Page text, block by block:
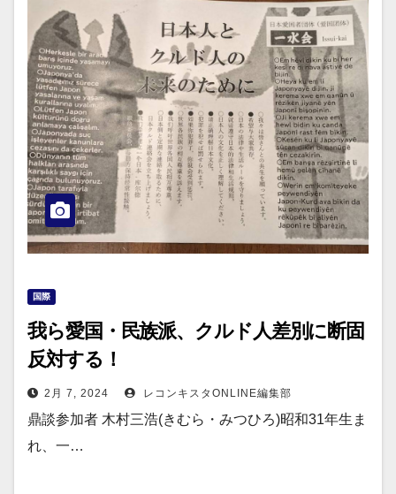
国際
我ら愛国・民族派、クルド人差別に断固
反対する！
2月 7, 2024 レコンキスタONLINE編集部
鼎談参加者 木村三浩(きむら・みつひろ)昭和31年生ま
れ、一…